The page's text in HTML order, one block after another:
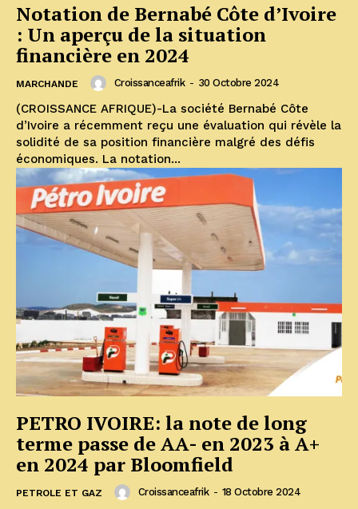
Notation de Bernabé Côte d’Ivoire
: Un aperçu de la situation
financière en 2024
MARCHANDE Croissanceafrik - 30 Octobre 2024
(CROISSANCE AFRIQUE)-La société Bernabé Côte
d’Ivoire a récemment reçu une évaluation qui révèle la
solidité de sa position financière malgré des défis
économiques. La notation...
PETRO IVOIRE: la note de long
terme passe de AA- en 2023 à A+
en 2024 par Bloomfield
PETROLE ET GAZ Croissanceafrik - 18 Octobre 2024